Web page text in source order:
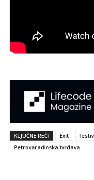
KLJUČNE REČI Exit
Petrovaradinska tvrđava